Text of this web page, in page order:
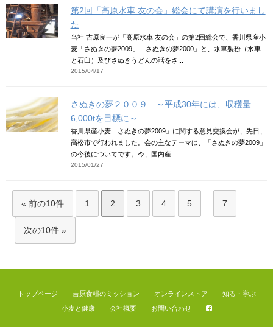
第2回「高原水車 友の会」総会にて講演を行いまし
た
当社 吉原良一が「高原水車 友の会」の第2回総会で、香川県産小
麦「さぬきの夢2009」「さぬきの夢2000」と、水車製粉（水車
と石臼）及びさぬきうどんの話をさ...
2015/04/17
さぬきの夢２００９ ～平成30年には、収穫量
6,000tを目標に～
香川県産小麦「さぬきの夢2009」に関する意見交換会が、先日、
高松市で行われました。会の主なテーマは、「さぬきの夢2009」
の今後についてです。今、国内産...
2015/01/27
« 前の10件 1 2 3 4 5
...
7
次の10件 »
トップページ 吉原食糧のミッション オンラインストア
知る・学ぶ
小麦と健康
会社概要 お問い合わせ